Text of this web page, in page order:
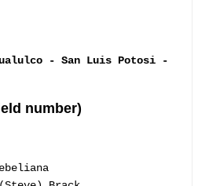
- San Luis Potosi -
number)